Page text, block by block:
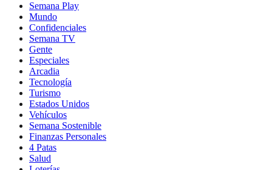
Semana Play
Mundo
Confidenciales
Semana TV
Gente
Especiales
Arcadia
Tecnología
Turismo
Estados Unidos
Vehículos
Semana Sostenible
Finanzas Personales
4 Patas
Salud